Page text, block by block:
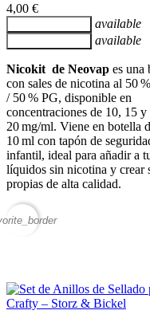
4,00 €
available
available
Nicokit de Neovap es una
con sales de nicotina al 50
/ 50 % PG, disponible en
concentraciones de 10, 15 y
20 mg/ml. Viene en botella
10 ml con tapón de
infantil, ideal para añadir a
líquidos sin nicotina y crear
propias de alta calidad.